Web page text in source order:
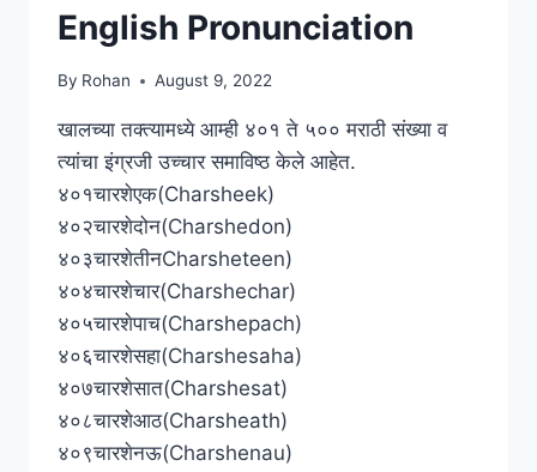
MARATHI
WITH
PRONUNCIATION
English Pronunciation
By Rohan August 9, 2022
खालच्या तक्त्यामध्ये आम्ही ४०१ ते ५०० मराठी संख्या व
त्यांचा इंग्रजी उच्चार समाविष्ठ केले आहेत.
४०१चारशेएक(Charsheek)
४०२चारशेदोन(Charshedon)
४०३चारशेतीनCharsheteen)
४०४चारशेचार(Charshechar)
४०५चारशेपाच(Charshepach)
४०६चारशेसहा(Charshesaha)
४०७चारशेसात(Charshesat)
४०८चारशेआठ(Charsheath)
४०९चारशेनऊ(Charshenau)